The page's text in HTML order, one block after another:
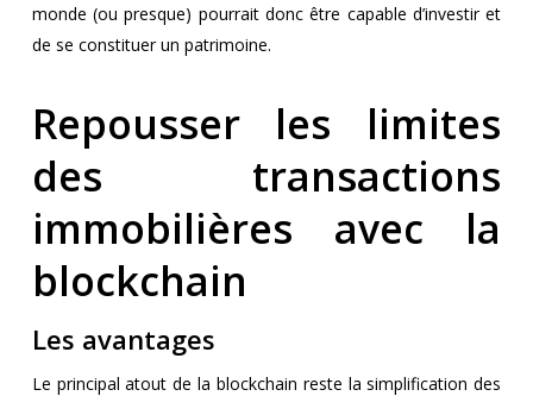
monde (ou presque) pourrait donc être capable d’investir et
de se constituer un patrimoine.
Repousser les limites
des transactions
immobilières avec la
blockchain
Les avantages
Le principal atout de la blockchain reste la simplification des